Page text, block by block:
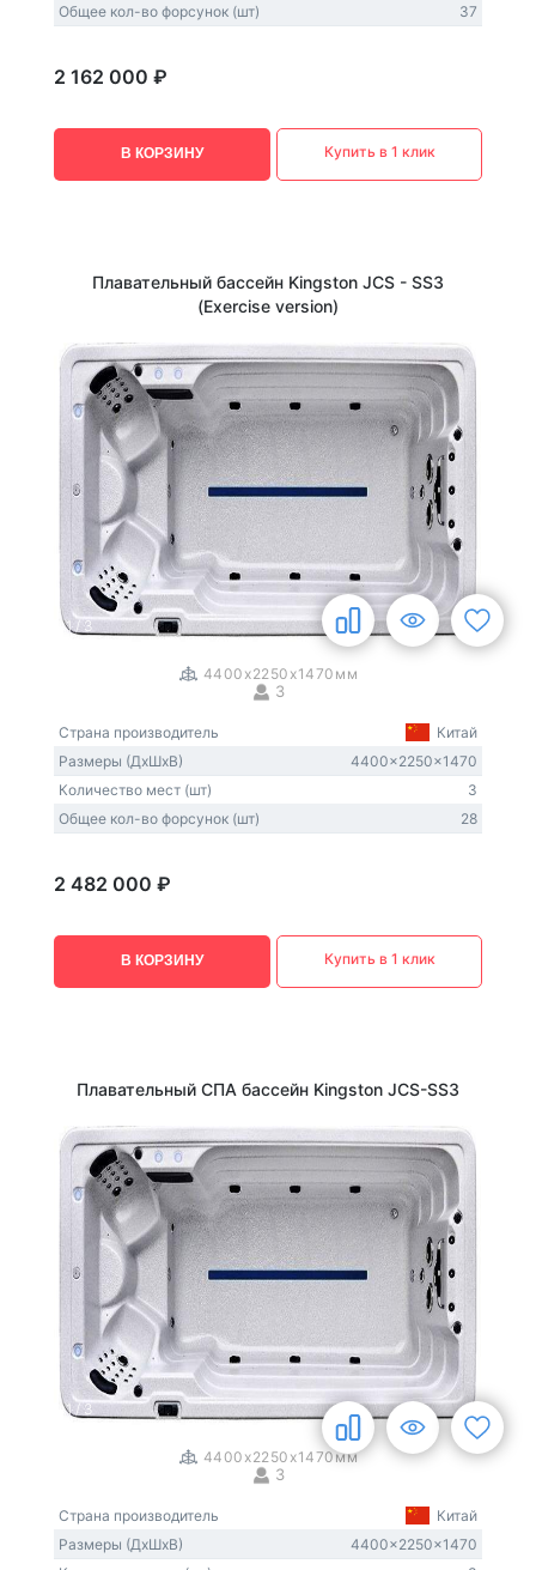
Общее кол-во форсунок (шт)
37
2 162 000 ₽
В КОРЗИНУ Купить в 1 клик
Плавательный бассейн Kingston JCS - SS3
(Exercise version)
1/ 3
4400x2250x1470мм
3
Страна производитель
Китай
Размеры (ДxШxВ)
4400x2250x1470
Количество мест (шт)
3
Общее кол-во форсунок (шт)
28
2 482 000 ₽
В КОРЗИНУ Купить в 1 клик
Плавательный СПА бассейн Kingston JCS-SS3
1/ 3
4400x2250x1470мм
3
Страна производитель
Китай
Размеры (ДxШxВ)
4400x2250x1470